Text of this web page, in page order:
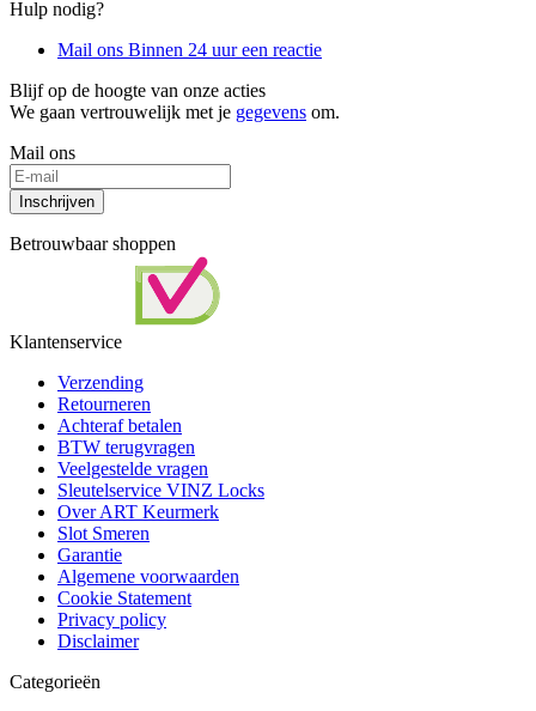
Hulp nodig?
Mail ons Binnen 24 uur een reactie
Blijf op de hoogte van onze acties
We gaan vertrouwelijk met je gegevens om.
Mail ons
Inschrijven
Betrouwbaar shoppen
Klantenservice
Verzending
Retourneren
Achteraf betalen
BTW terugvragen
Veelgestelde vragen
Sleutelservice VINZ Locks
Over ART Keurmerk
Slot Smeren
Garantie
Algemene voorwaarden
Cookie Statement
Privacy policy
Disclaimer
Categorieën